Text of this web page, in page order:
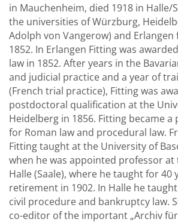
in Mauchenheim, died 1918 in Halle/
the universities of Würzburg,
Adolph von Vangerow) and Erlangen
1852. In Erlangen Fitting was
law in 1852. After years in the
and judicial practice and a year of
(French trial practice), Fitting was
postdoctoral qualification at the
Heidelberg in 1856. Fitting became
for Roman law and procedural law.
Fitting taught at the University of
when he was appointed professor
Halle (Saale), where he taught for 40
retirement in 1902. In Halle he
civil procedure and bankruptcy law.
co-editor of the important „Archiv